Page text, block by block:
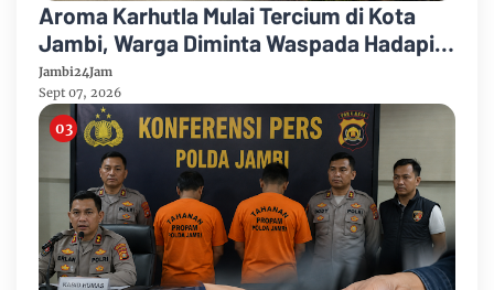
Aroma Karhutla Mulai Tercium di Kota
Jambi, Warga Diminta Waspada Hadapi
Puncak Kemarau
Jambi24Jam
Sept 07, 2026